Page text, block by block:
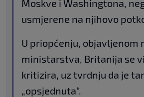
Moskve i Washingtona,
usmjerene na njihovo
U priopćenju, objavljenom
ministarstva, Britanija se
kritizira, uz tvrdnju da je
„opsjednuta“.